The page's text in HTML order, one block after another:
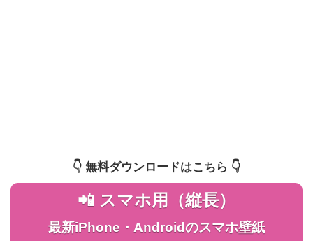
👇️ 無料ダウンロードはこちら 👇️
📲 スマホ用（縦長）
最新iPhone・Androidのスマホ壁紙